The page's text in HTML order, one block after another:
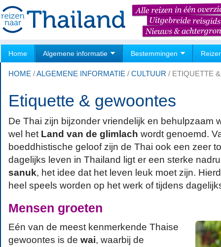
Home Algemene informatie Bestemmingen
HOME /ALGEMENE INFORMATIE / CULTUUR / ETIQUETTE
Etiquette & gewoontes
De Thai zijn bijzonder vriendelijk en behulpzaam
wel het Land van de glimlach wordt genoemd.
boeddhistische geloof zijn de Thai ook een zeer
dagelijks leven in Thailand ligt er een sterke
sanuk, het idee dat het leven leuk moet zijn.
heel speels worden op het werk of tijdens
Mensen groeten
Eén van de meest kenmerkende Thaise
gewoontes is de wai, waarbij de